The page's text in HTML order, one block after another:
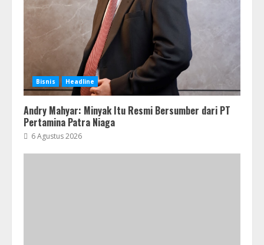
Bisnis Headline
Andry Mahyar: Minyak Itu Resmi Bersumber dari PT
Pertamina Patra Niaga
6 Agustus 2026